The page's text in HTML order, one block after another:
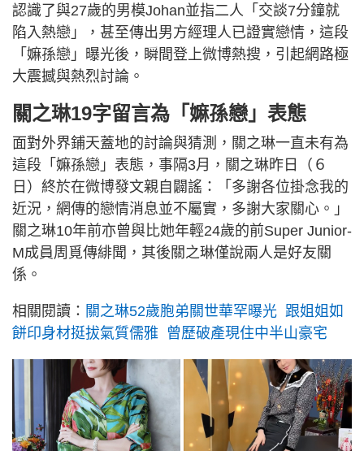
認識了與27歲的男模Johan並指二人「交談7分鐘就
陷入熱戀」，甚至傳出男方經理人已證實戀情，這段
「嫲孫戀」曝光後，瞬間登上微博熱搜，引起網路極
大震撼與熱烈討論。
關之琳19字留言為「嫲孫戀」表態
面對外界鋪天蓋地的討論與猜測，關之琳一直未有為
這段「嫲孫戀」表態，事隔3月，關之琳昨日（６
日）終於在微博發文親自闢謠：「多謝各位掛念我的
近況，網傳的戀情消息並不屬實，多謝大家關心。」
關之琳10年前亦曾與比她年輕24歲的前Super Junior-
M成員周覓傳緋聞，其後關之琳僅說兩人是好友關
係。
相關閱讀： 關之琳52歲胞弟關世華罕曝光 跟姐姐如
餅印身材挺拔氣質儒雅 曾歷破產現住中半山豪宅